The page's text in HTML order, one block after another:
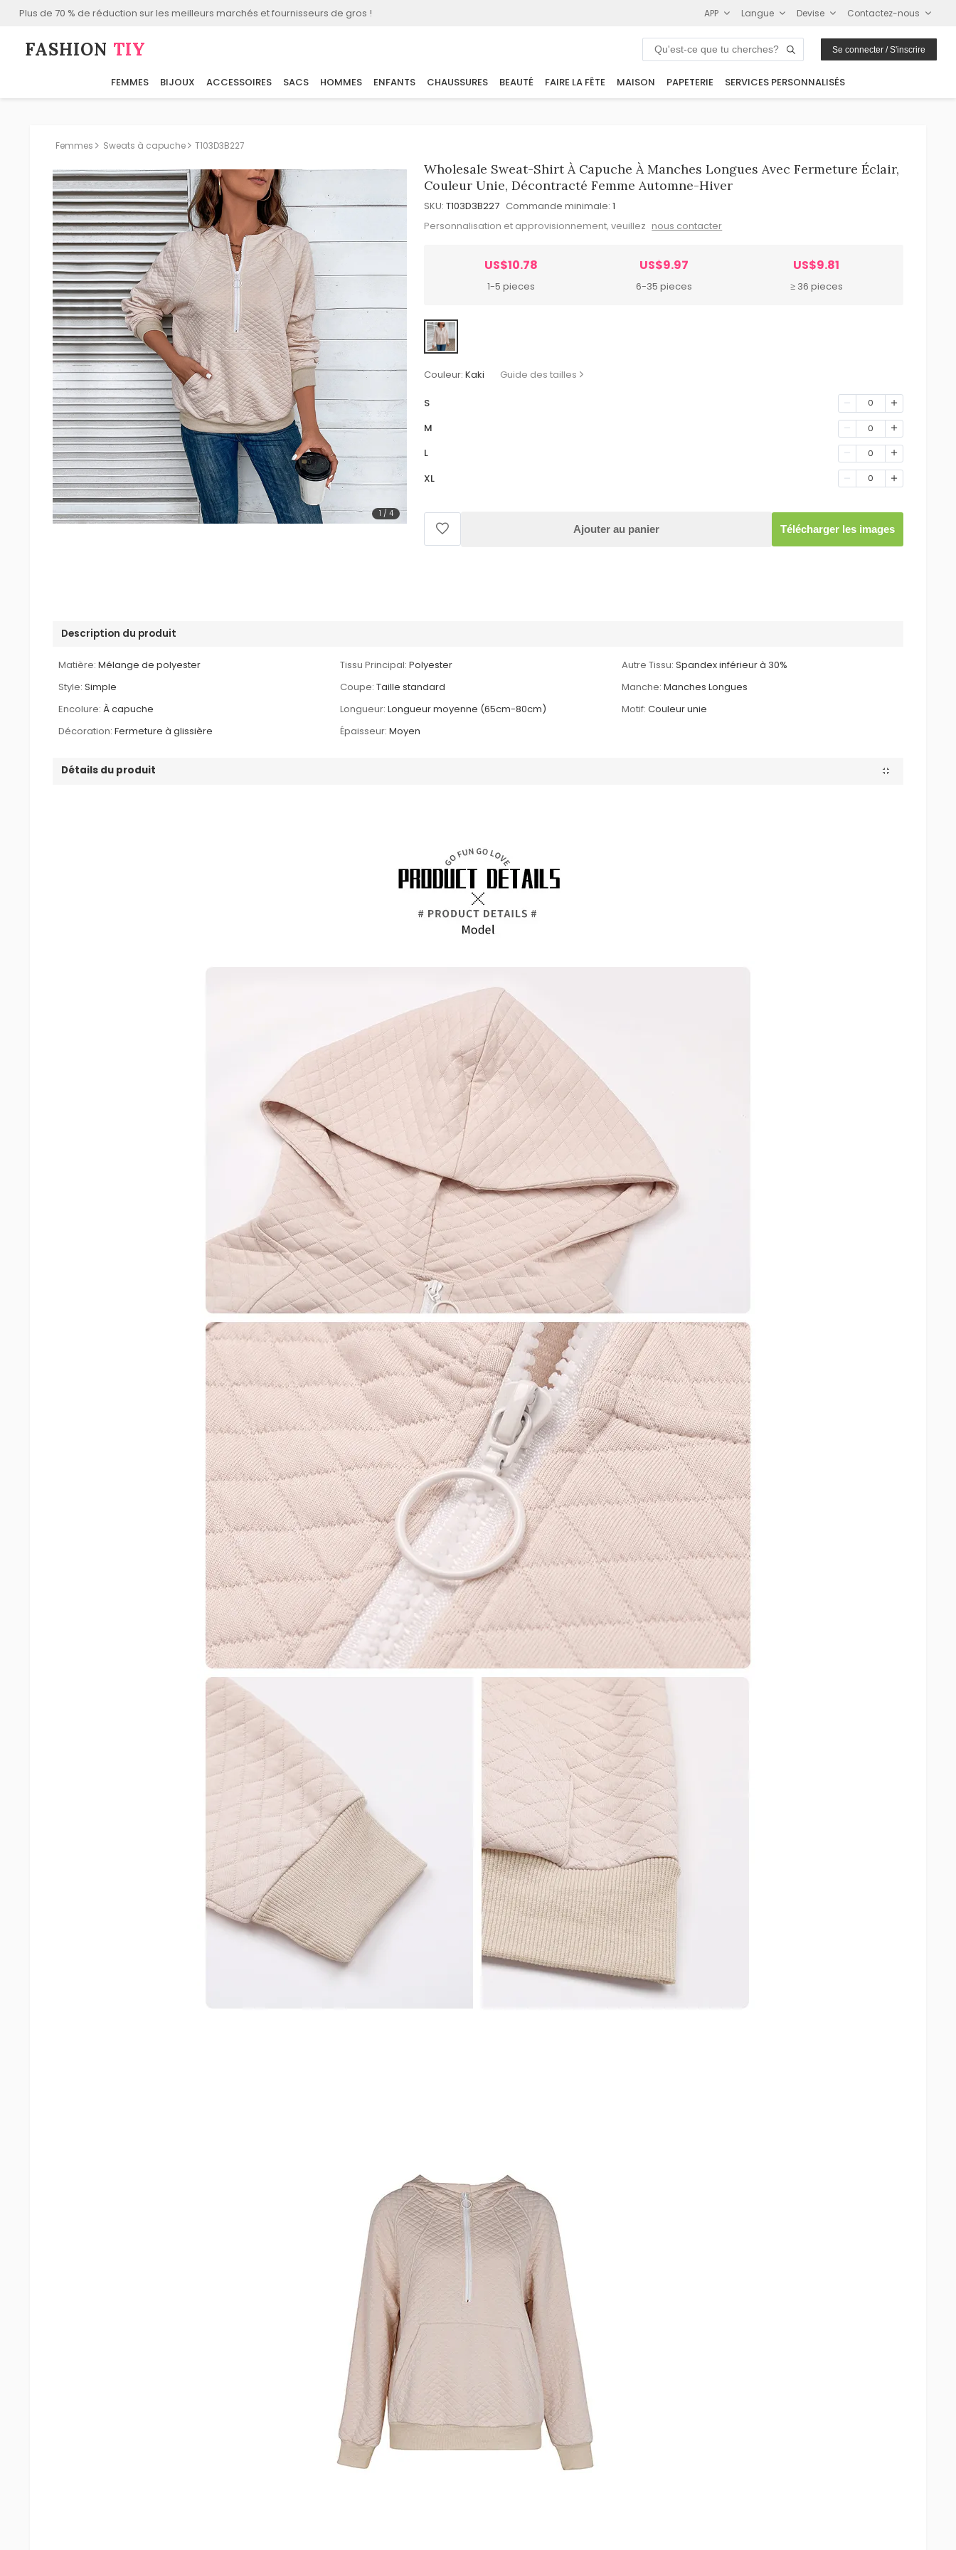
Plus de 70 % de réduction sur les meilleurs marchés et fournisseurs de gros ! APP Langue Devise Contactez-nous
FASHION⁠ TIY Se connecter / S'inscrire
FEMMES BIJOUX ACCESSOIRES SACS HOMMES ENFANTS CHAUSSURES BEAUTÉ FAIRE LA FÊTE MAISON PAPETERIE SERVICES PERSONNALISÉS
Femmes Sweats à capuche T103D3B227
1 / 4
Wholesale Sweat-Shirt À Capuche À Manches Longues Avec Fermeture Éclair,
Couleur Unie, Décontracté Femme Automne-Hiver
SKU: T103D3B227 Commande minimale: 1
Personnalisation et approvisionnement, veuillez nous contacter
US$10.78
1-5 pieces
US$9.97
6-35 pieces
US$9.81
≥ 36 pieces
Couleur: Kaki Guide des tailles
S 0
M 0
L 0
XL 0
Ajouter au panier Télécharger les images
Description du produit
Matière: Mélange de polyester Tissu Principal: Polyester Autre Tissu: Spandex inférieur à 30%
Style: Simple Coupe: Taille standard Manche: Manches Longues
Encolure: À capuche Longueur: Longueur moyenne (65cm-80cm) Motif: Couleur unie
Décoration: Fermeture à glissière Épaisseur: Moyen
Détails du produit